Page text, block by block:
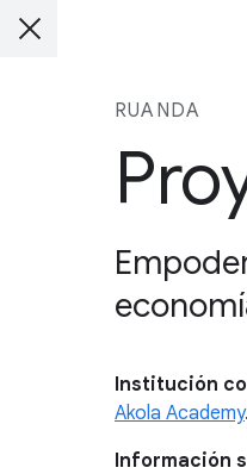
RUANDA
Institución
Akola Academy.
Información